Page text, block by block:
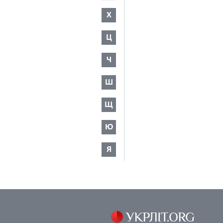
Х
Ц
Ч
Ш
Щ
Ю
Я